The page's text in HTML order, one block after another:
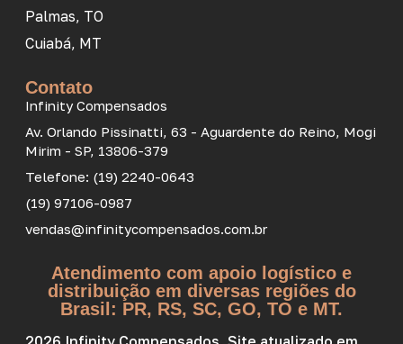
Palmas, TO
Cuiabá, MT
Contato
Infinity Compensados
Av. Orlando Pissinatti, 63 - Aguardente do Reino, Mogi
Mirim - SP, 13806-379
Telefone: (19) 2240-0643
(19) 97106-0987
vendas@infinitycompensados.com.br
Atendimento com apoio logístico e
distribuição em diversas regiões do
Brasil: PR, RS, SC, GO, TO e MT.